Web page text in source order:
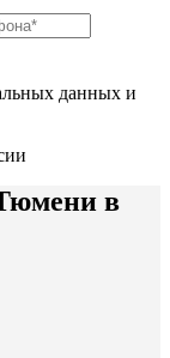
данных и
в